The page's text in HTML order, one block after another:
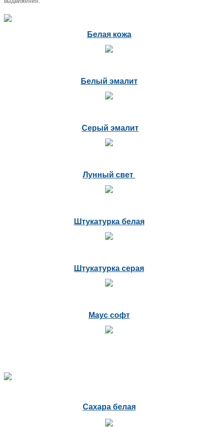
Белая кожа
Белый эмалит
Серый эмалит
Лунный свет
Штукатурка белая
Штукатурка серая
Маус софт
Сахара белая